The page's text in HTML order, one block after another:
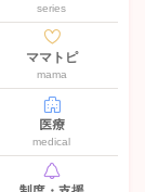
series
ママトピ
mama
医療
medical